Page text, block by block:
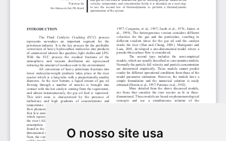
O nosso site usa